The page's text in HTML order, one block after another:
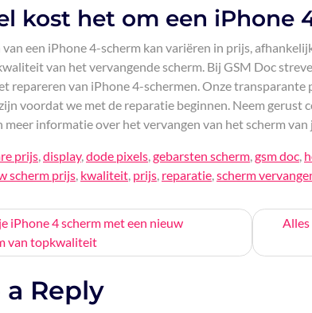
kost het om een ​​iPhone
een iPhone 4-scherm kan variëren in prijs,
van het vervangende scherm. Bij GSM Doc
repareren van iPhone 4-schermen. Onze
voordat we met de reparatie beginnen. Neem gerust
meer informatie over het vervangen van het scherm van
prijs,display,dode pixels,gebarsten scherm,gsm doc,
scherm prijs, kwaliteit, prijs, reparatie,scherm
iPhone 4 scherm met een nieuw
van topkwaliteit
Alles
a Reply